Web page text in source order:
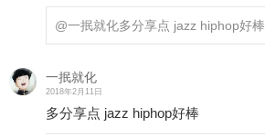
@一抿就化多分享点 jazz hiphop好棒
一抿就化
2018年2月11日
多分享点 jazz hiphop好棒